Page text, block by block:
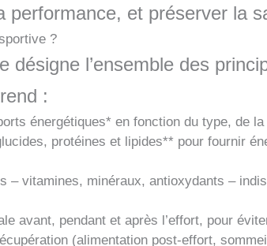
performance, et préserver la
?
désigne l’ensemble des
:
énergétiques* en fonction du type, de la
protéines et lipides** pour fournir
– vitamines, minéraux, antioxydants –
avant, pendant et après l’effort, pour
(alimentation post-effort,